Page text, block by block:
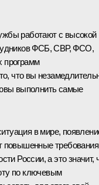
работают с высокой
ФСБ, СВР, ФСО,
программ
что вы
выполнить самые
в мире,
повышенные требования
России, а это значит,
по ключевым